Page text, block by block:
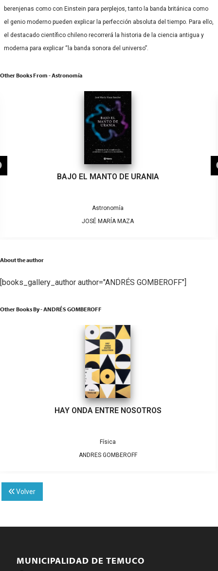
berenjenas como con Einstein para perplejos, tanto la banda británica como
el genio moderno pueden explicar la perfección absoluta del tiempo. Para ello,
el destacado científico chileno recorrerá la historia de la ciencia antigua y
moderna para explicar “la banda sonora del universo”.
Other Books From - Astronomía
BAJO EL MANTO DE URANIA
Astronomía
JOSÉ MARÍA MAZA
About the author
[books_gallery_author author="ANDRÉS GOMBEROFF"]
Other Books By - ANDRÉS GOMBEROFF
HAY ONDA ENTRE NOSOTROS
Física
ANDRES GOMBEROFF
Volver
MUNICIPALIDAD DE TEMUCO